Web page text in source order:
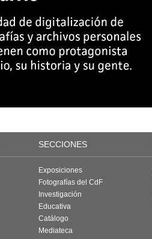
SECCIONES
Exposiciones
Fotografías del CdF
Investigación
Educativa
Catálogo
Mediateca